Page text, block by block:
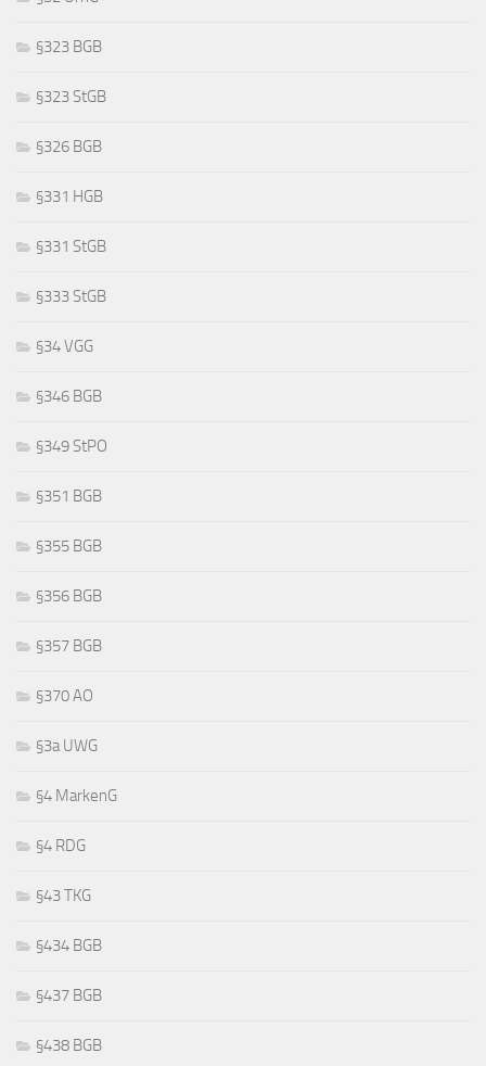
§323 BGB
§323 StGB
§326 BGB
§331 HGB
§331 StGB
§333 StGB
§34 VGG
§346 BGB
§349 StPO
§351 BGB
§355 BGB
§356 BGB
§357 BGB
§370 AO
§3a UWG
§4 MarkenG
§4 RDG
§43 TKG
§434 BGB
§437 BGB
§438 BGB